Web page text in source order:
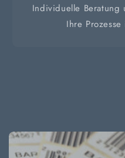
Individuelle Beratung
Ihre